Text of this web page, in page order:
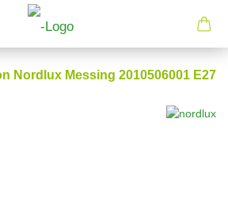
Nordlux Messing 2010506001 E27